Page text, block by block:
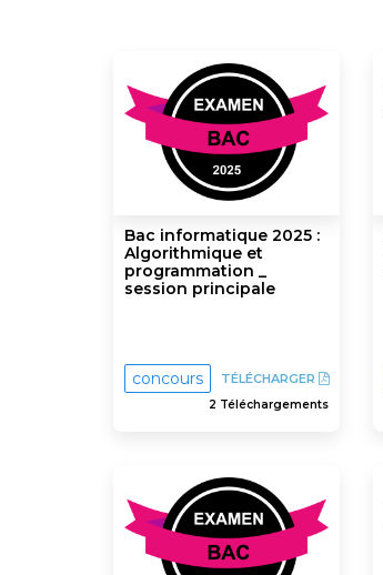
Bac informatique 2025 :
Algorithmique et
programmation _
session principale
concours TÉLÉCHARGER
2 Téléchargements